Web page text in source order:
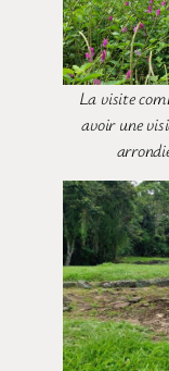
La visite
avoir une